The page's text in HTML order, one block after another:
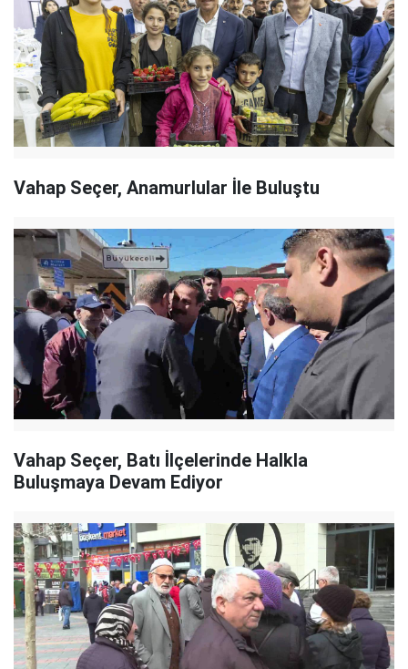
Vahap Seçer, Anamurlular İle Buluştu
Vahap Seçer, Batı İlçelerinde Halkla
Buluşmaya Devam Ediyor